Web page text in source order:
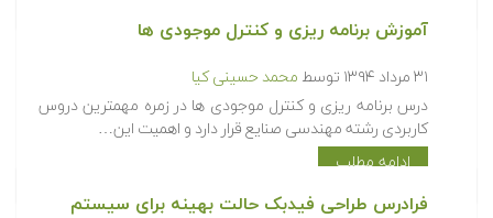
آموزش برنامه ریزی و کنترل موجودی ها
۳۱ مرداد ۱۳۹۴ توسط محمد حسینی کیا
درس برنامه ریزی و کنترل موجودی ها در زمره مهمترین دروس
کاربردی رشته مهندسی صنایع قرار دارد و اهمیت این…
ادامه مطلب
فرادرس طراحی فیدبک حالت بهینه برای سیستم